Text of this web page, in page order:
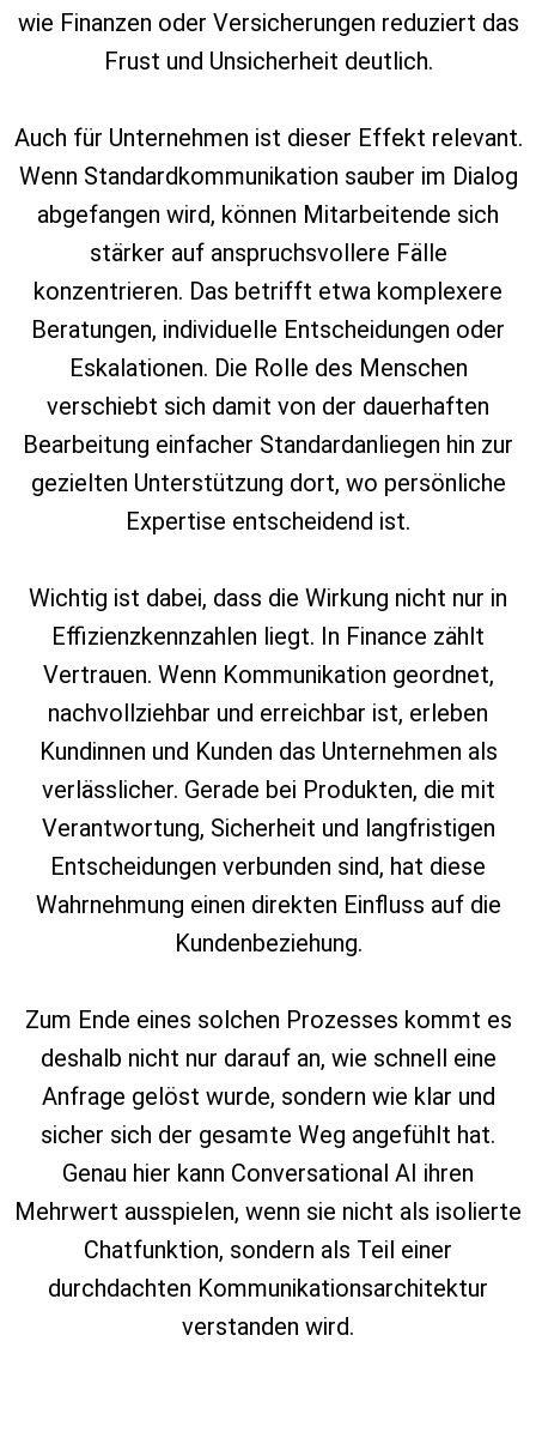
wie Finanzen oder Versicherungen reduziert das
Frust und Unsicherheit deutlich.
Auch für Unternehmen ist dieser Effekt relevant.
Wenn Standardkommunikation sauber im Dialog
abgefangen wird, können Mitarbeitende sich
stärker auf anspruchsvollere Fälle
konzentrieren. Das betrifft etwa komplexere
Beratungen, individuelle Entscheidungen oder
Eskalationen. Die Rolle des Menschen
verschiebt sich damit von der dauerhaften
Bearbeitung einfacher Standardanliegen hin zur
gezielten Unterstützung dort, wo persönliche
Expertise entscheidend ist.
Wichtig ist dabei, dass die Wirkung nicht nur in
Effizienzkennzahlen liegt. In Finance zählt
Vertrauen. Wenn Kommunikation geordnet,
nachvollziehbar und erreichbar ist, erleben
Kundinnen und Kunden das Unternehmen als
verlässlicher. Gerade bei Produkten, die mit
Verantwortung, Sicherheit und langfristigen
Entscheidungen verbunden sind, hat diese
Wahrnehmung einen direkten Einfluss auf die
Kundenbeziehung.
Zum Ende eines solchen Prozesses kommt es
deshalb nicht nur darauf an, wie schnell eine
Anfrage gelöst wurde, sondern wie klar und
sicher sich der gesamte Weg angefühlt hat.
Genau hier kann Conversational AI ihren
Mehrwert ausspielen, wenn sie nicht als isolierte
Chatfunktion, sondern als Teil einer
durchdachten Kommunikationsarchitektur
verstanden wird.